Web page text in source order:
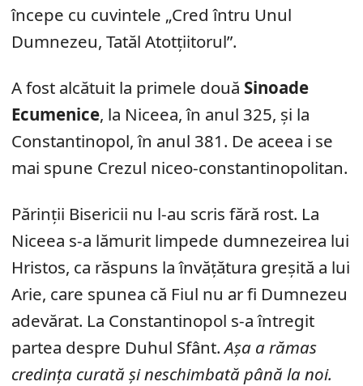
începe cu cuvintele „Cred întru Unul
Dumnezeu, Tatăl Atotțiitorul”.
A fost alcătuit la primele două Sinoade
Ecumenice, la Niceea, în anul 325, și la
Constantinopol, în anul 381. De aceea i se
mai spune Crezul niceo-constantinopolitan.
Părinții Bisericii nu l-au scris fără rost. La
Niceea s-a lămurit limpede dumnezeirea lui
Hristos, ca răspuns la învățătura greșită a lui
Arie, care spunea că Fiul nu ar fi Dumnezeu
adevărat. La Constantinopol s-a întregit
partea despre Duhul Sfânt.Așa a rămas
credința curată și neschimbată până la noi.